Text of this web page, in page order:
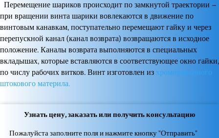
Перемещение шариков происходит по замкнутой траектории –
при вращении винта шарики вовлекаются в движение по
винтовым канавкам, поступательно перемещают гайку и через
перепускной канал (канал возврата) возвращаются в исходное
положение. Каналы возврата выполняются в специальных
вкладышах, которые вставляются в соответствующее окно гайки,
по числу рабочих витков. Винт изготовлен из хромированного
штокового материла.
Узнать цену, заказать или получить консультацию
Пожалуйста заполните поля и нажмите кнопку "Отправить"